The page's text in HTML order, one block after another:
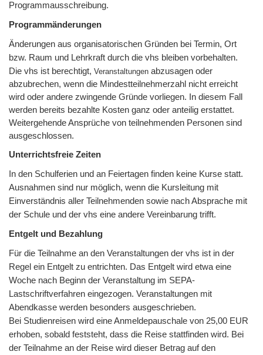
Programmausschreibung.
Programmänderungen
Änderungen aus organisatorischen Gründen bei Termin, Ort
bzw. Raum und Lehrkraft durch die vhs bleiben vorbehalten.
Die vhs ist berechtigt, Veranstaltungen abzusagen oder
abzubrechen, wenn die Mindestteilnehmerzahl nicht erreicht
wird oder andere zwingende Gründe vorliegen. In diesem Fall
werden bereits bezahlte Kosten ganz oder anteilig erstattet.
Weitergehende Ansprüche von teilnehmenden Personen sind
ausgeschlossen.
Unterrichtsfreie Zeiten
In den Schulferien und an Feiertagen finden keine Kurse statt.
Ausnahmen sind nur möglich, wenn die Kursleitung mit
Einverständnis aller Teilnehmenden sowie nach Absprache mit
der Schule und der vhs eine andere Vereinbarung trifft.
Entgelt und Bezahlung
Für die Teilnahme an den Veranstaltungen der vhs ist in der
Regel ein Entgelt zu entrichten. Das Entgelt wird etwa eine
Woche nach Beginn der Veranstaltung im SEPA-
Lastschriftverfahren eingezogen. Veranstaltungen mit
Abendkasse werden besonders ausgeschrieben.
Bei Studienreisen wird eine Anmeldepauschale von 25,00 EUR
erhoben, sobald feststeht, dass die Reise stattfinden wird. Bei
der Teilnahme an der Reise wird dieser Betrag auf den